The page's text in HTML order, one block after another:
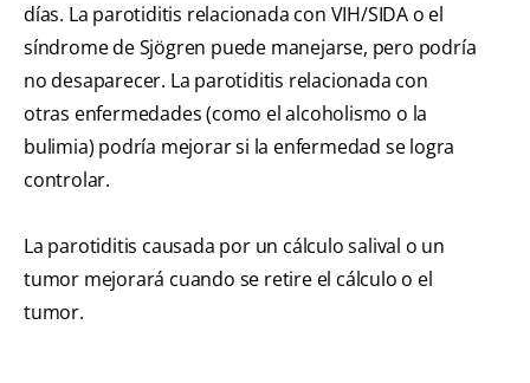
días. La parotiditis relacionada con VIH/SIDA o el
síndrome de Sjögren puede manejarse, pero podría
no desaparecer. La parotiditis relacionada con
otras enfermedades (como el alcoholismo o la
bulimia) podría mejorar si la enfermedad se logra
controlar.
La parotiditis causada por un cálculo salival o un
tumor mejorará cuando se retire el cálculo o el
tumor.